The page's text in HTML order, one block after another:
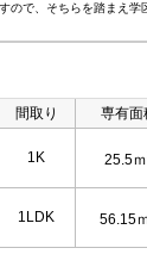
で、そちらを踏まえ学
間取り 専有面
1K 25.5ｍ
1LDK 56.15